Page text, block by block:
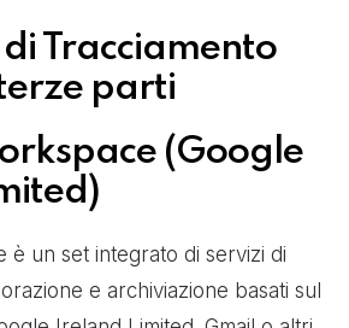
Tracciamento
parti
(Google
è un set integrato di servizi di
e archiviazione basati sul